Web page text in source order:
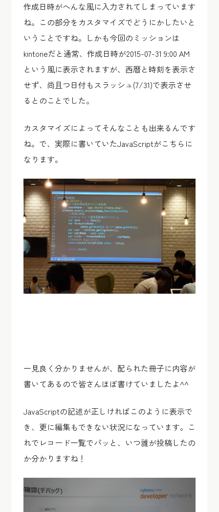
作成日時がへんな風に入力されてしまっています
ね。この部分をカスタマイズでどうにかしたいと
いうことですね。しかも今回のミッションは
kintoneだと通常、作成日時が2015-07-31 9:00 AM
という風に表示されますが、西暦と時刻を表示さ
せず、尚且つ日付もスラッシュ(7/31)で表示させ
るとのことでした。
カスタマイズによってそんなことも出来るんです
ね。で、実際に書いていたJavaScriptがこちらに
なります。
一見良く分かりませんが、配られた冊子に内容が
書いてあるので皆さんほぼ書けていましたよ^^
JavaScriptの記述が正しければこのように表示で
き、更に編集もできない状況になっています。こ
れでレコード一覧でパッと、いつ誰が投稿したの
か分かりますね！